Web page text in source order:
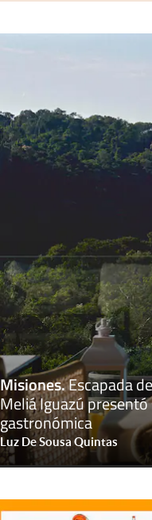
Misiones.Escapada
Meliá Iguazú
gastronómica
Luz De Sousa Quintas